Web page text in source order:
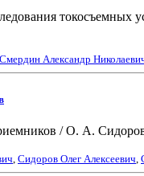
Смердин Александр
/ О. А.
, Сидоров Олег Алексеевич,